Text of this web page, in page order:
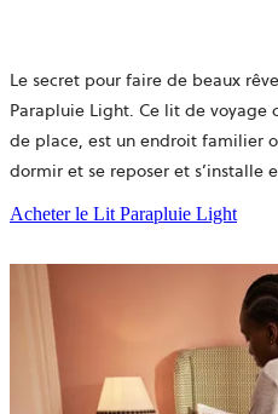
Le secret pour faire de beaux
Parapluie Light. Ce lit de
de place, est un endroit familier
dormir et se reposer et s’installe
Acheter le Lit Parapluie Light